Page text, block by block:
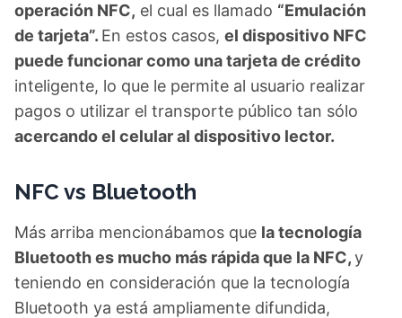
operación NFC, el cual es llamado “Emulación
de tarjeta”. En estos casos, el dispositivo NFC
puede funcionar como una tarjeta de crédito
inteligente, lo que le permite al usuario realizar
pagos o utilizar el transporte público tan sólo
acercando el celular al dispositivo lector.
NFC vs Bluetooth
Más arriba mencionábamos que la tecnología
Bluetooth es mucho más rápida que la NFC,y
teniendo en consideración que la tecnología
Bluetooth ya está ampliamente difundida,